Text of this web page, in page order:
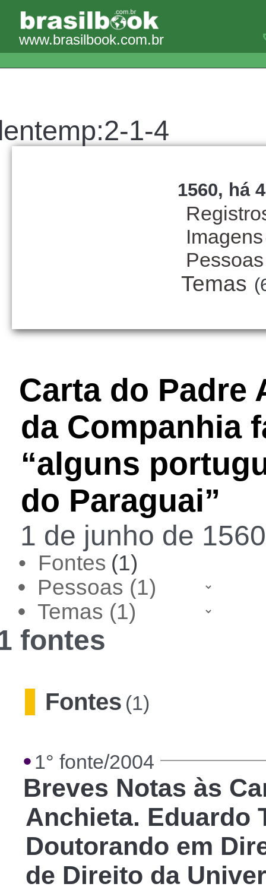
www.brasilbook.com.br
1-4
1560, há
Imagens
Pessoas
Temas
Carta do Padre
da Companhia
“alguns
do Paraguai”
1 de junho de
• Fontes (1)
•
•
fontes
Fontes(1)
•1° fonte/2004
Breves Notas às
Anchieta. Eduardo
Doutorando em
de Direito da